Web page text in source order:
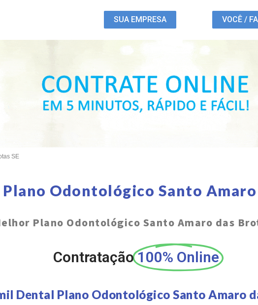
SUA EMPRESA VOCÊ /
SE
Odontológico Santo Amaro
Plano Odontológico Santo Amaro das
Contratação 100% Online
Dental Plano Odontológico Santo Amaro